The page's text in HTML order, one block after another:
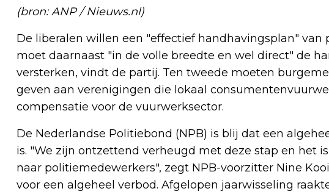
(bron: ANP / Nieuws.nl)
De liberalen willen een "effectief handhavingsplan"
moet daarnaast "in de volle breedte en wel direct" de
versterken, vindt de partij. Ten tweede moeten
geven aan verenigingen die lokaal
compensatie voor de vuurwerksector.
De Nederlandse Politiebond (NPB) is blij dat een
is. "We zijn ontzettend verheugd met deze stap en het
naar politiemedewerkers", zegt NPB-voorzitter Nine
voor een algeheel verbod. Afgelopen jaarwisseling